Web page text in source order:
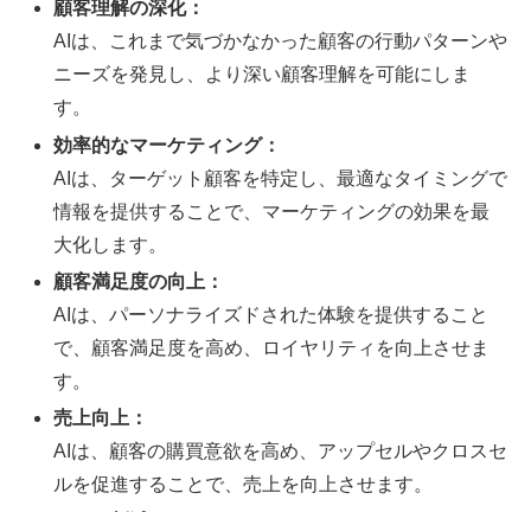
顧客理解の深化：
AIは、これまで気づかなかった顧客の行動パターンや
ニーズを発見し、より深い顧客理解を可能にしま
す。
効率的なマーケティング：
AIは、ターゲット顧客を特定し、最適なタイミングで
情報を提供することで、マーケティングの効果を最
大化します。
顧客満足度の向上：
AIは、パーソナライズドされた体験を提供すること
で、顧客満足度を高め、ロイヤリティを向上させま
す。
売上向上：
AIは、顧客の購買意欲を高め、アップセルやクロスセ
ルを促進することで、売上を向上させます。